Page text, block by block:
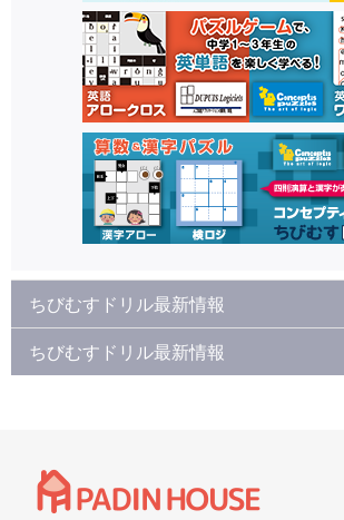
ちびむすドリル最新情報
ちびむすドリル最新情報